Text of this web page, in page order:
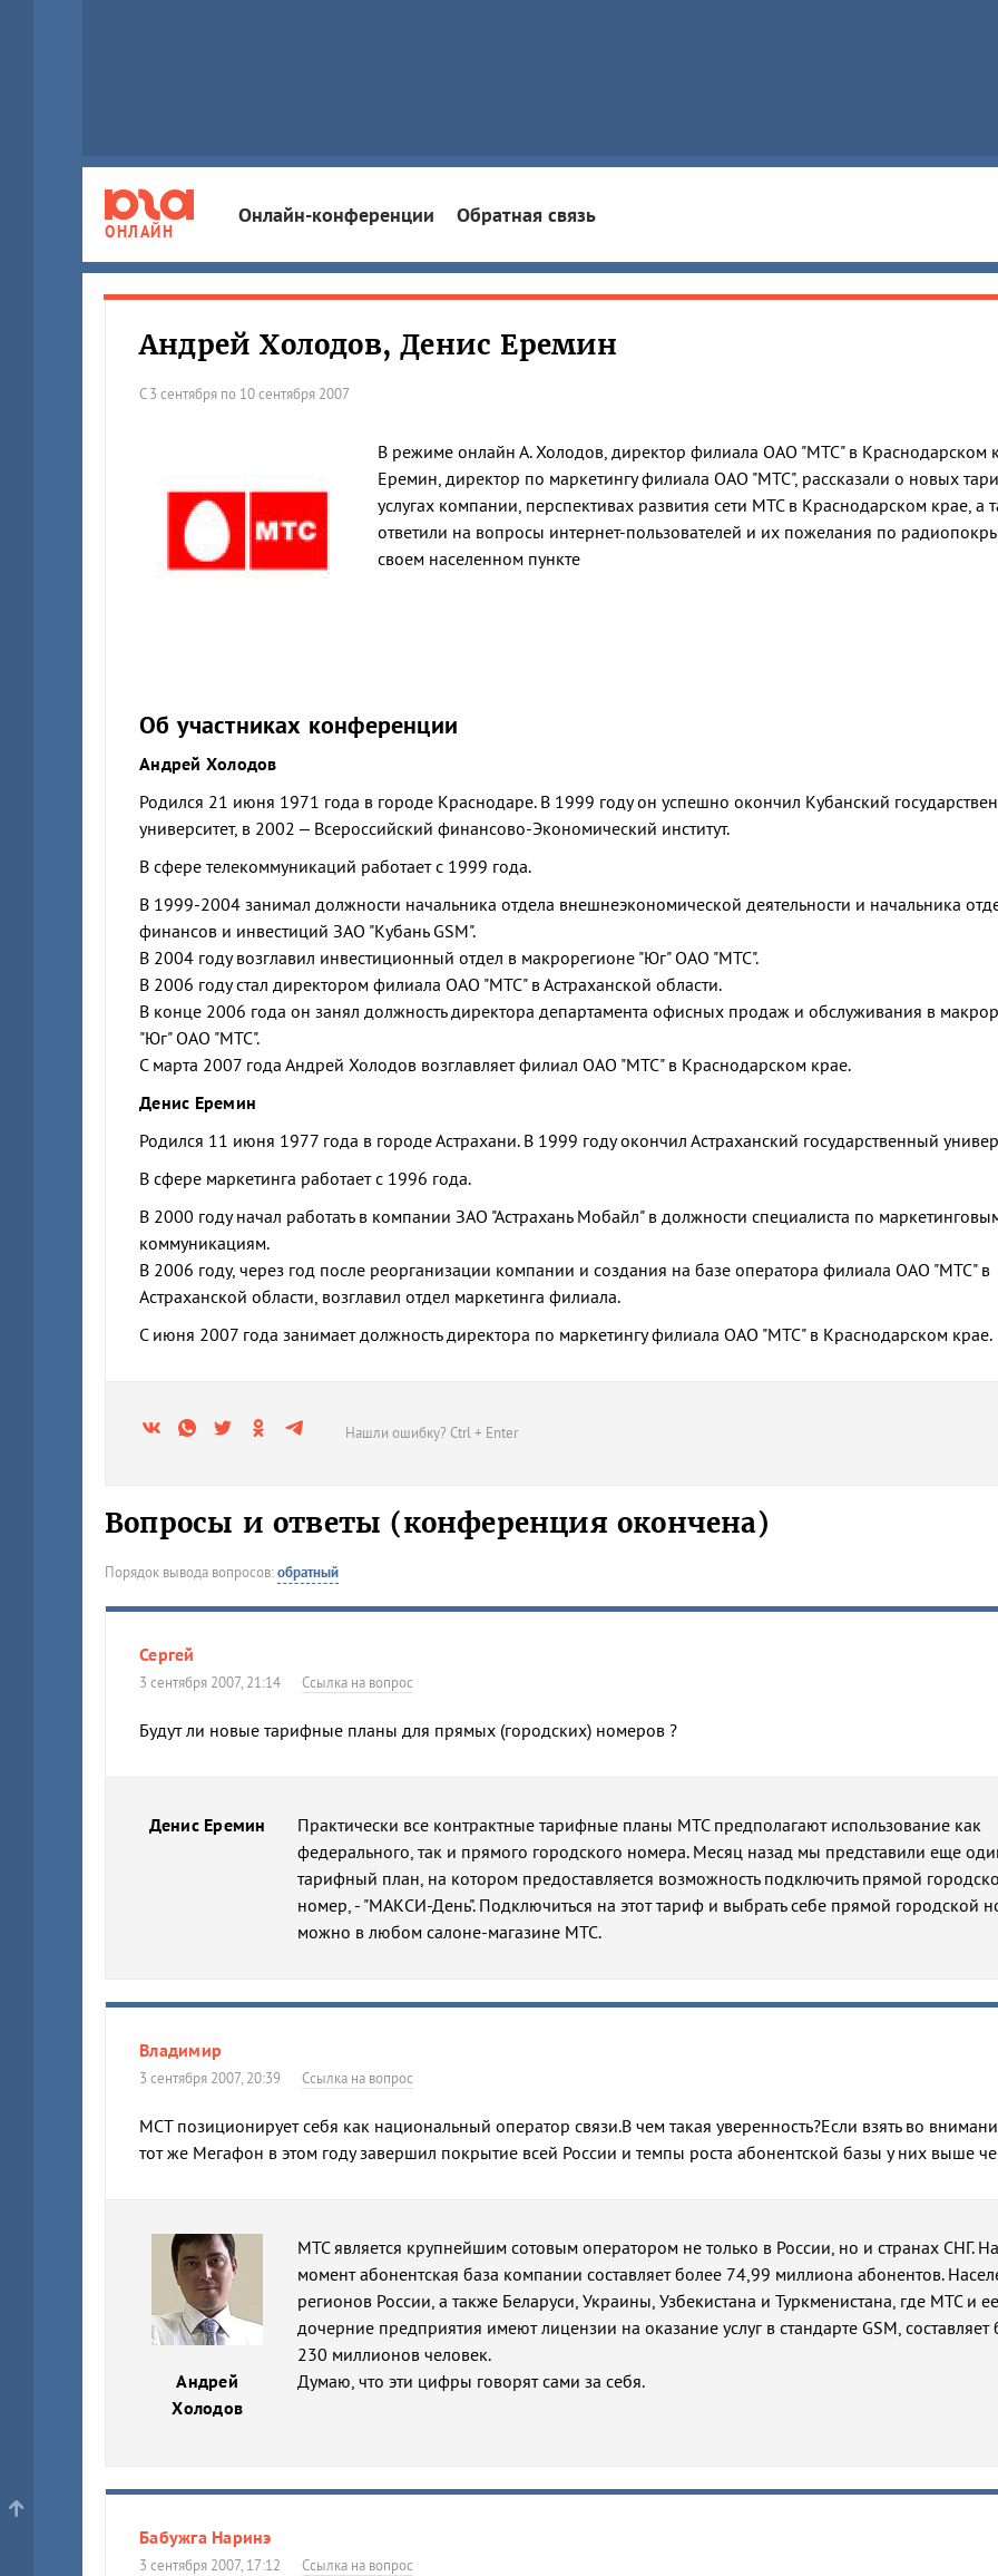
ОНЛАЙН
Онлайн-конференции Обратная связь
Андрей Холодов, Денис Еремин
С 3 сентября по 10 сентября 2007
В режиме онлайн А. Холодов, директор филиала ОАО "МТС" в Краснодарском
Еремин, директор по маркетингу филиала ОАО "МТС", рассказали о новых
услугах компании, перспективах развития сети МТС в Краснодарском крае, а
ответили на вопросы интернет-пользователей и их пожелания по
своем населенном пункте
Об участниках конференции
Андрей Холодов
Родился 21 июня 1971 года в городе Краснодаре. В 1999 году он успешно окончил Кубанский
университет, в 2002 – Всероссийский финансово-Экономический институт.
В сфере телекоммуникаций работает с 1999 года.
В 1999-2004 занимал должности начальника отдела внешнеэкономической деятельности и начальника
финансов и инвестиций ЗАО "Кубань GSM".
В 2004 году возглавил инвестиционный отдел в макрорегионе "Юг" ОАО "МТС".
В 2006 году стал директором филиала ОАО "МТС" в Астраханской области.
В конце 2006 года он занял должность директора департамента офисных продаж и обслуживания в
"Юг" ОАО "МТС".
С марта 2007 года Андрей Холодов возглавляет филиал ОАО "МТС" в Краснодарском крае.
Денис Еремин
Родился 11 июня 1977 года в городе Астрахани. В 1999 году окончил Астраханский государственный
В сфере маркетинга работает с 1996 года.
В 2000 году начал работать в компании ЗАО "Астрахань Мобайл" в должности специалиста по
коммуникациям.
В 2006 году, через год после реорганизации компании и создания на базе оператора филиала ОАО "МТС" в
Астраханской области, возглавил отдел маркетинга филиала.
С июня 2007 года занимает должность директора по маркетингу филиала ОАО "МТС" в Краснодарском крае.
Нашли ошибку? Ctrl + Enter
Вопросы и ответы (конференция окончена)
Порядок вывода вопросов:обратный
Сергей
3 сентября 2007, 21:14 Ссылка на вопрос
Будут ли новые тарифные планы для прямых (городских) номеров ?
Денис Еремин
Практически все контрактные тарифные планы МТС предполагают использование как
федерального, так и прямого городского номера. Месяц назад мы представили еще
тарифный план, на котором предоставляется возможность подключить прямой
номер, - "МАКСИ-День". Подключиться на этот тариф и выбрать себе прямой городской
можно в любом салоне-магазине МТС.
Владимир
3 сентября 2007, 20:39 Ссылка на вопрос
МСТ позиционирует себя как национальный оператор связи.В чем такая уверенность?Если взять во
тот же Мегафон в этом году завершил покрытие всей России и темпы роста абонентской базы у них выше
Андрей
Холодов
МТС является крупнейшим сотовым оператором не только в России, но и странах СНГ.
момент абонентская база компании составляет более 74,99 миллиона абонентов.
регионов России, а также Беларуси, Украины, Узбекистана и Туркменистана, где МТС и
дочерние предприятия имеют лицензии на оказание услуг в стандарте GSM, составляет
230 миллионов человек.
Думаю, что эти цифры говорят сами за себя.
Бабужга Наринэ
3 сентября 2007, 17:12 Ссылка на вопрос